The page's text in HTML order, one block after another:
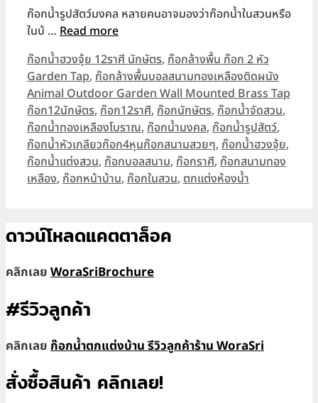
ก๊อกน้ำรูปสัตว์มงคล หลายคนอาจมองว่าก๊อกน้ำในสวนหรือ
ในบ้ … Read more
Categories
ก๊อกน้ำฮวงจุ้ย 12ราศี นักษัตร, ก๊อกล้างพื้น ก๊อก 2 หัว
Garden Tap, ก๊อกล้างพื้นบอลสนามทองเหลืองติดผนัง
Animal Outdoor Garden Wall Mounted Brass Tap
Tags
ก๊อก12นักษัตร, ก๊อก12ราศี, ก๊อกนักษัตร, ก๊อกน้ำจัดสวน,
ก๊อกน้ำทองเหลืองโบราณ, ก๊อกน้ำมงคล, ก๊อกน้ำรูปสัตว์,
ก๊อกน้ำหัวเกลียวก๊อก4หุนก๊อกสนามสวยๆ, ก๊อกน้ำฮวงจุ้ย,
ก๊อกน้ำแต่งสวน, ก๊อกบอลสนาม, ก๊อกราศี, ก๊อกสนามทอง
เหลือง, ก๊อกหน้าบ้าน, ก๊อกในสวน, ตกแต่งห้องน้ำ
ดาวน์โหลดแคตตาล็อค
คลิกเลยWoraSriBrochure
#รีวิวลูกค้า
คลิกเลยก๊อกน้ำตกแต่งบ้าน รีวิวลูกค้าร้าน WoraSri
สั่งซื้อสินค้า คลิกเลย!